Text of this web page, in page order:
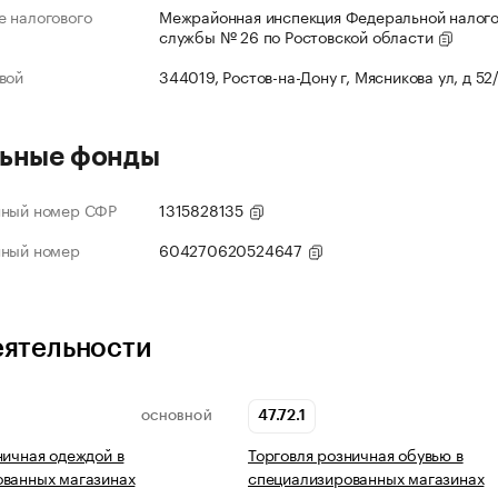
налогового
Межрайонная инспекция Федеральной
службы № 26 по Ростовской области
344019, Ростов-на-Дону г, Мясникова ул, д
фонды
номер СФР
1315828135
номер
604270620524647
ОСНОВНОЙ
одеждой в
магазинах
47.72.1
Торговля розничная обувью в
специализированных магазинах